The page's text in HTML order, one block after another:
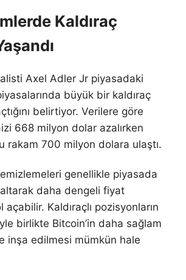
Kaldıraç
Axel Adler Jr piyasadaki
büyük bir kaldıraç
belirtiyor. Verilere göre
668 milyon dolar azalırken
rakam 700 milyon dolara ulaştı.
genellikle piyasada
daha dengeli fiyat
Kaldıraçlı pozisyonların
birlikte Bitcoin’in daha sağlam
inşa edilmesi mümkün hale